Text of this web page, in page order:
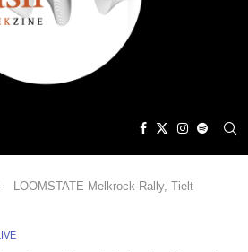
LOOMSTATE Melkrock Rally, Tielt
LIVE